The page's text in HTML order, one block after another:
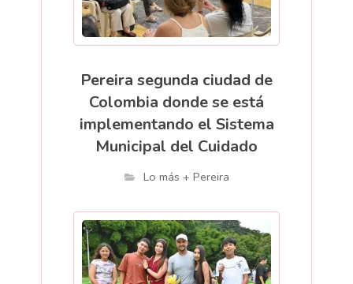
Pereira segunda ciudad de
Colombia donde se está
implementando el Sistema
Municipal del Cuidado
Lo más + Pereira